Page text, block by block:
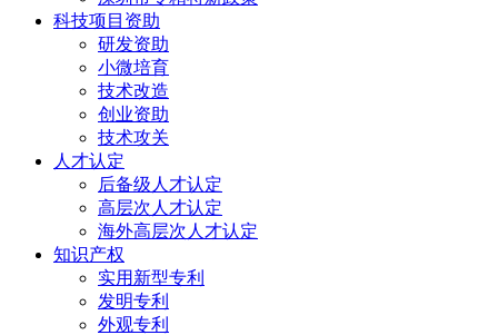
科技项目资助
研发资助
小微培育
技术改造
创业资助
技术攻关
人才认定
后备级人才认定
高层次人才认定
海外高层次人才认定
知识产权
实用新型专利
发明专利
外观专利